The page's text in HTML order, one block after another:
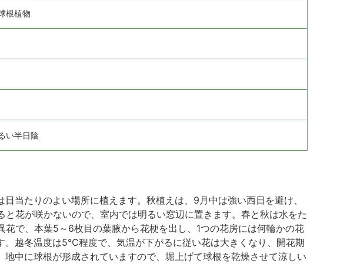
根植物
い半日陰
当たりのよい場所に植えます。秋植えは、9月中は強い西日を避け、
花が咲かないので、室内では明るい窓辺に置きます。春と秋は水をた
で、本葉5～6枚目の葉腋から花梗を出し、1つの花房には何輪かの花
越冬温度は5℃程度で、気温が下がるに従い花は大きくなり、開花期
中に球根が形成されていますので、堀上げて球根を乾燥させて涼しい